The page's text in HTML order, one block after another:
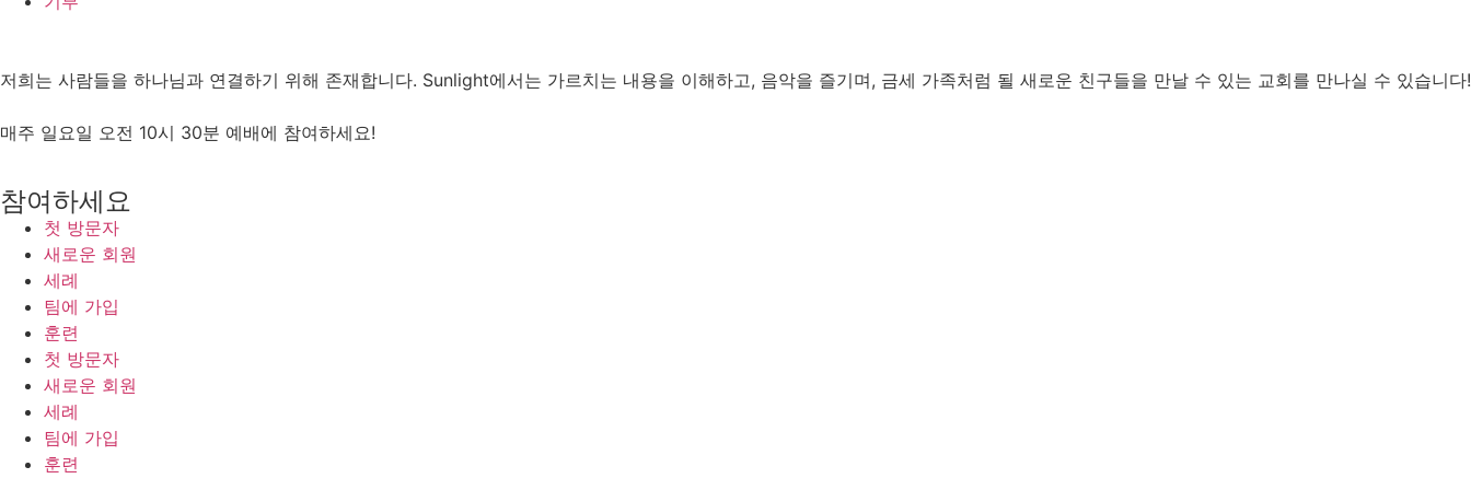
저희는 사람들을 하나님과 연결하기 위해 존재합니다. Sunlight에서는 가르치는 내용을 이해하고, 음악을 즐기며, 금세 가족처럼 될 새로운 친구들을 만날 수 있는 교회를 만나실 수 있습니다!
매주 일요일 오전 10시 30분 예배에 참여하세요!
참여하세요
첫 방문자
새로운 회원
세례
팀에 가입
훈련
첫 방문자
새로운 회원
세례
팀에 가입
훈련